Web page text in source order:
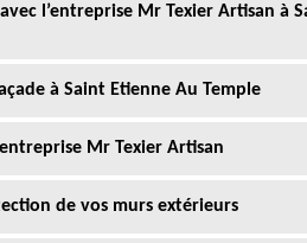
l’entreprise Mr Texier Artisan à
à Saint Etienne Au Temple
Mr Texier Artisan
de vos murs extérieurs